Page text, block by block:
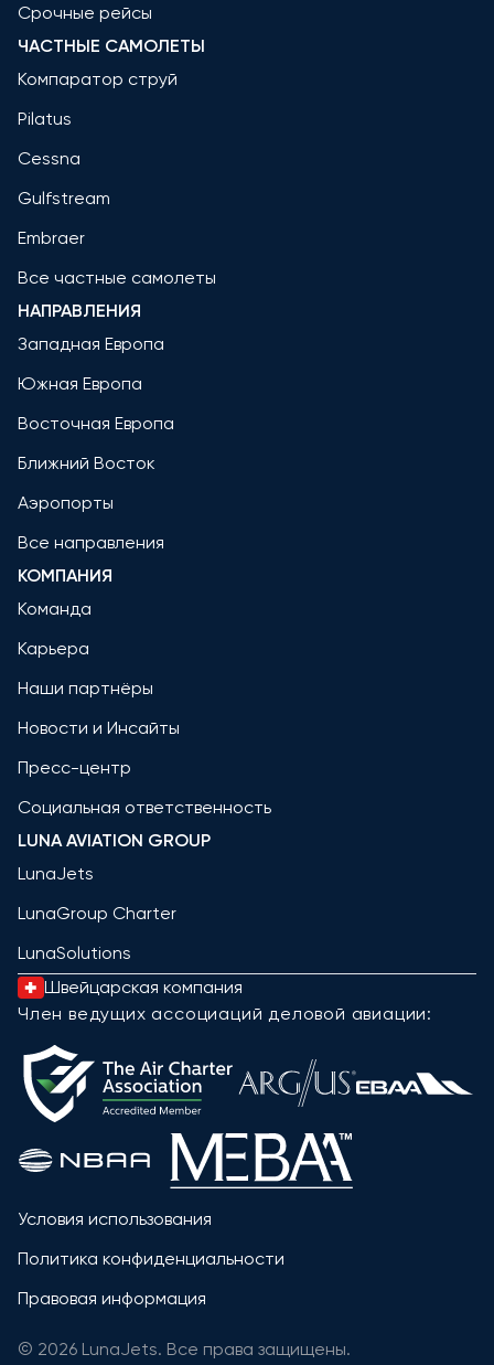
Срочные рейсы
ЧАСТНЫЕ САМОЛЕТЫ
Компаратор струй
Pilatus
Cessna
Gulfstream
Embraer
Все частные самолеты
НАПРАВЛЕНИЯ
Западная Европа
Южная Европа
Восточная Европа
Ближний Восток
Аэропорты
Все направления
КОМПАНИЯ
Команда
Карьера
Наши партнёры
Новости и Инсайты
Пресс-центр
Социальная ответственность
LUNA AVIATION GROUP
LunaJets
LunaGroup Charter
LunaSolutions
Швейцарская компания
Член ведущих ассоциаций деловой авиации:
Условия использования
Политика конфиденциальности
Правовая информация
© 2026 LunaJets. Все права защищены.